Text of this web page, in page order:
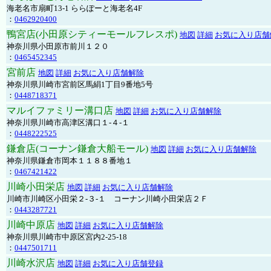
海老名市扇町13-1 ららぽーと海老名4F
： 0462920400
鴨宮店(小田原シティーモールフレスポ) 地図 詳細 お気に入り店
神奈川県小田原市前川１２０
： 0465452345
宮前店 地図 詳細 お気に入り店舗解除
神奈川県川崎市宮前区馬絹1丁目9番地5号
： 0448718371
マルイファミリー溝口店 地図 詳細 お気に入り店舗解除
神奈川県川崎市高津区溝口１-４-１
： 0448222525
鎌倉店(コーナン鎌倉大船モール) 地図 詳細 お気に入り店舗解除
神奈川県鎌倉市岡本１１８８番地１
： 0467421422
川崎小田栄店 地図 詳細 お気に入り店舗解除
川崎市川崎区小田栄２‐３‐１ コーナン川崎小田栄店２Ｆ
： 0443287721
川崎中原店 地図 詳細 お気に入り店舗解除
神奈川県川崎市中原区宮内2-25-18
： 0447501711
川崎水沢店 地図 詳細 お気に入り店舗登録